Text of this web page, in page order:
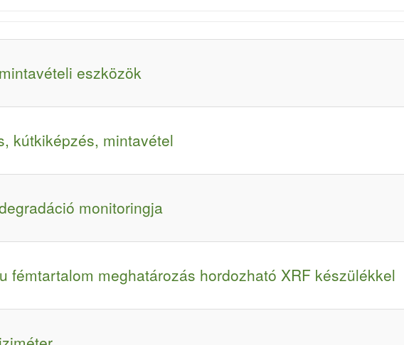
eszközök
kútkiképzés, mintavétel
monitoringja
fémtartalom meghatározás hordozható XRF készülékkel